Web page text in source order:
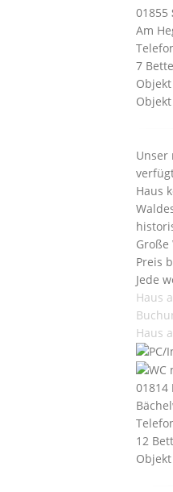
01855
Am
7
Unser
Haus
Preis
Jede
Haus
Haus
01814
12